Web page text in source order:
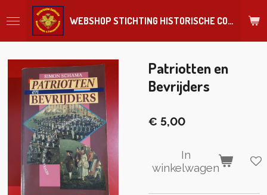
direct
WEBSHOP STICHTING HISTORISCHE COLLECTIE REGIMENT
Patriotten en
Bevrijders
€ 5,00
In
winkelwagen